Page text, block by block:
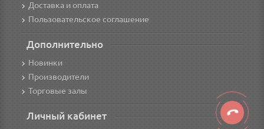
Доставка и оплата
Пользовательское соглашение
Дополнительно
Новинки
Производители
Торговые залы
Личный кабинет